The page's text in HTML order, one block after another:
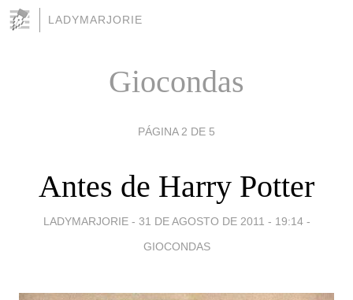
LADYMARJORIE
Giocondas
PÁGINA 2 DE 5
Antes de Harry Potter
LADYMARJORIE - 31 DE AGOSTO DE 2011 - 19:14 -
GIOCONDAS